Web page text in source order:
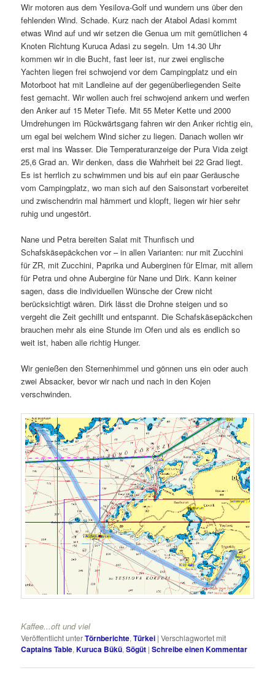
Wir motoren aus dem Yesilova-Golf und wundern uns über den
fehlenden Wind. Schade. Kurz nach der Atabol Adasi kommt
etwas Wind auf und wir setzen die Genua um mit gemütlichen 4
Knoten Richtung Kuruca Adasi zu segeln. Um 14.30 Uhr
kommen wir in die Bucht, fast leer ist, nur zwei englische
Yachten liegen frei schwojend vor dem Campingplatz und ein
Motorboot hat mit Landleine auf der gegenüberliegenden Seite
fest gemacht. Wir wollen auch frei schwojend ankern und werfen
den Anker auf 15 Meter Tiefe. Mit 55 Meter Kette und 2000
Umdrehungen im Rückwärtsgang fahren wir den Anker richtig ein,
um egal bei welchem Wind sicher zu liegen. Danach wollen wir
erst mal ins Wasser. Die Temperaturanzeige der Pura Vida zeigt
25,6 Grad an. Wir denken, dass die Wahrheit bei 22 Grad liegt.
Es ist herrlich zu schwimmen und bis auf ein paar Geräusche
vom Campingplatz, wo man sich auf den Saisonstart vorbereitet
und zwischendrin mal hämmert und klopft, liegen wir hier sehr
ruhig und ungestört.
Nane und Petra bereiten Salat mit Thunfisch und
Schafskäsepäckchen vor – in allen Varianten: nur mit Zucchini
für ZR, mit Zucchini, Paprika und Auberginen für Elmar, mit allem
für Petra und ohne Aubergine für Nane und Dirk. Kann keiner
sagen, dass die individuellen Wünsche der Crew nicht
berücksichtigt wären. Dirk lässt die Drohne steigen und so
vergeht die Zeit gechillt und entspannt. Die Schafskäsepäckchen
brauchen mehr als eine Stunde im Ofen und als es endlich so
weit ist, haben alle richtig Hunger.
Wir genießen den Sternenhimmel und gönnen uns ein oder auch
zwei Absacker, bevor wir nach und nach in den Kojen
verschwinden.
dann baden
Veröffentlicht unterTörnberichte,Türkei |Verschlagwortet mit
Captains Table,Kuruca Bükü,Sögüt |Schreibe einen Kommentar